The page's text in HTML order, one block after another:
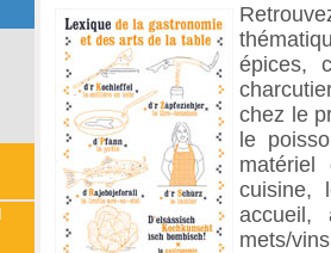
épices,
chez le
le
cuisine,
accueil,
mets/